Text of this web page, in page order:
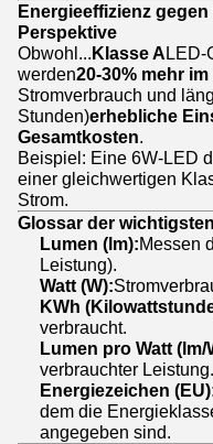
Energieeffizienz
Perspektive
Obwohl...Klasse ALED-
werden20-30% mehr
Stromverbrauch und
Stunden)erhebliche
Gesamtkosten.
Beispiel: Eine 6W-LED
einer gleichwertigen
Strom.
Glossar der
Lumen (lm):Messen
Leistung).
Watt (W):
KWh
verbraucht.
Lumen pro Watt (lm/
verbrauchter Leistung.
Energiezeichen
dem die
angegeben sind.